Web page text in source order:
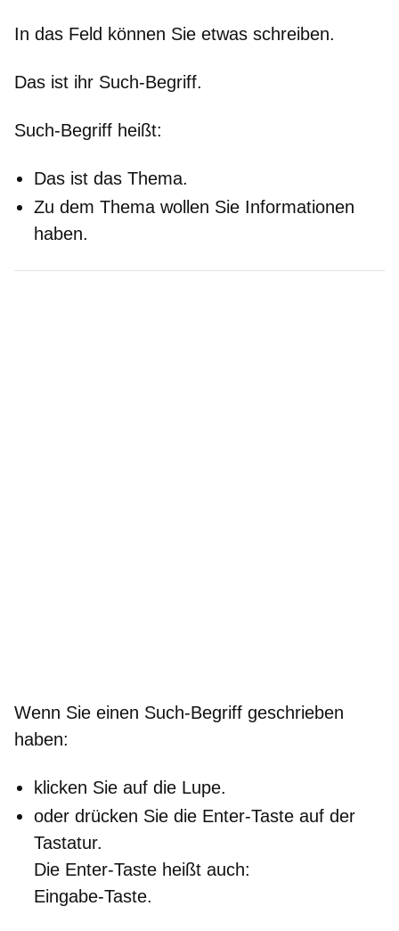
In das Feld können Sie etwas schreiben.
Das ist ihr Such-Begriff.
Such-Begriff heißt:
Das ist das Thema.
Zu dem Thema wollen Sie Informationen
haben.
Wenn Sie einen Such-Begriff geschrieben
haben:
klicken Sie auf die Lupe.
oder drücken Sie die Enter-Taste auf der
Tastatur.
Die Enter-Taste heißt auch:
Eingabe-Taste.